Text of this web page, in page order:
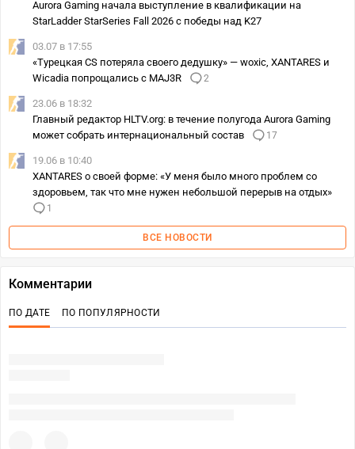
Aurora Gaming начала выступление в квалификации на
StarLadder StarSeries Fall 2026 с победы над K27
03.07 в 17:55
«Турецкая CS потеряла своего дедушку» — woxic, XANTARES и
Wicadia попрощались с MAJ3R
2
23.06 в 18:32
Главный редактор HLTV.org: в течение полугода Aurora Gaming
может собрать интернациональный состав
17
19.06 в 10:40
XANTARES о своей форме: «У меня было много проблем со
здоровьем, так что мне нужен небольшой перерыв на отдых»
1
ВСЕ НОВОСТИ
Комментарии
ПО ДАТЕ ПО ПОПУЛЯРНОСТИ